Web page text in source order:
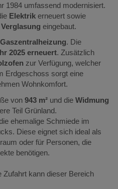
1984 umfassend modernisiert.
Elektrik erneuert sowie
eingebaut.
Gaszentralheizung. Die
2025 erneuert. Zusätzlich
zur Verfügung, welcher
Erdgeschoss sorgt eine
Wohnkomfort.
von 943 m² und die Widmung
Teil Grünland.
ehemalige Schmiede im
Diese eignet sich ideal als
oder für Personen, die
benötigen.
Zufahrt kann dieser Bereich